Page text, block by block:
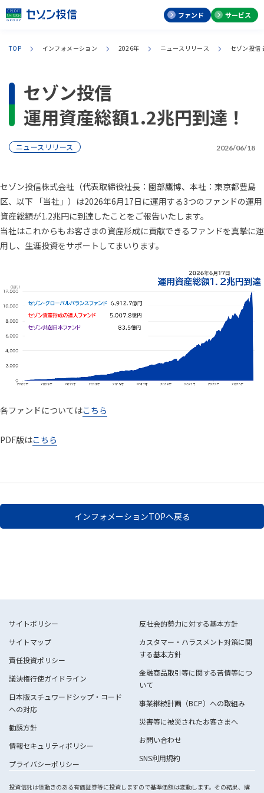
ファンド サービス
TOP インフォメーション 2026年 ニュースリリース セゾン投信
セゾン投信
運用資産総額1.2兆円到達！
ニュースリリース 2026/06/18
セゾン投信株式会社（代表取締役社長：園部鷹博、本社：東京都豊島
区、以下 「当社」）は2026年6月17日に運用する3つのファンドの運用
資産総額が1.2兆円に到達したことをご報告いたします。
当社はこれからもお客さまの資産形成に貢献できるファンドを真摯に運
用し、生涯投資をサポートしてまいります。
各ファンドについてはこちら
PDF版はこちら
インフォメーションTOPへ戻る
サイトポリシー
サイトマップ
責任投資ポリシー
議決権行使ガイドライン
日本版スチュワードシップ・コード
への対応
勧誘方針
情報セキュリティポリシー
プライバシーポリシー
反社会的勢力に対する基本方針
カスタマー・ハラスメント対策に関
する基本方針
金融商品取引等に関する苦情等につ
いて
事業継続計画（BCP）への取組み
災害等に被災されたお客さまへ
お問い合わせ
SNS利用規約
投資信託は値動きのある有価証券等に投資しますので基準価額は変動します。その結果、購